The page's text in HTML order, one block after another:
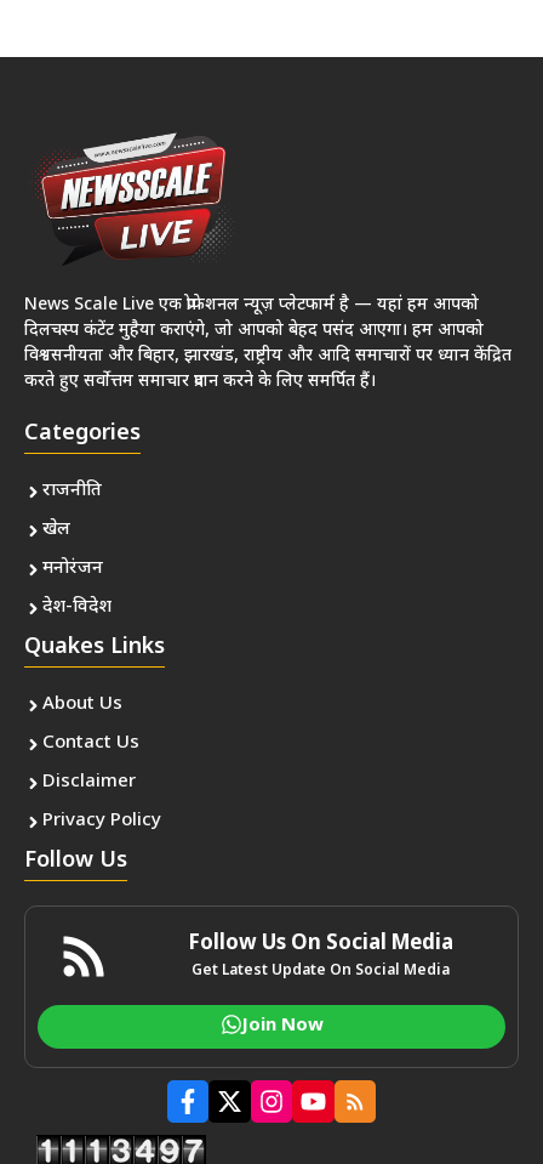
News Scale Live एक प्रोफेशनल न्यूज़ प्लेटफार्म है — यहां हम आपको
दिलचस्प कंटेंट मुहैया कराएंगे, जो आपको बेहद पसंद आएगा। हम आपको
विश्वसनीयता और बिहार, झारखंड, राष्ट्रीय और आदि समाचारों पर ध्यान केंद्रित
करते हुए सर्वोत्तम समाचार प्रदान करने के लिए समर्पित हैं।
Categories
राजनीति
खेल
मनोरंजन
देश-विदेश
Quakes Links
About Us
Contact Us
Disclaimer
Privacy Policy
Follow Us
Follow Us On Social Media
Get Latest Update On Social Media
Join Now